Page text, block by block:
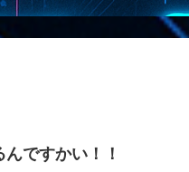
ですかい！！